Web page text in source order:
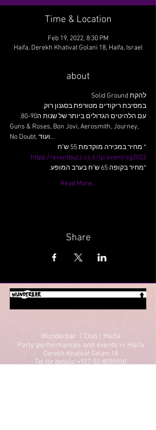
Time & Location
Feb 19, 2022, 8:30 PM
Haifa, Derekh Khativat Golani 18, Haifa, Israel
about
להקת Solid Ground
במסיבת ריקודים מטורפת בסגנון רוק.
עם הלהיטים הגדולים ביותר של שנות ה80-90.
Guns & Roses, Bon Jovi, Aerosmith, Journey,
No Doubt, ועוד...
* מחיר במכירה מוקדמת 55 ש"ח
https://eventbuzz.co.il/lp/event/sg2022
*מחיר בקופה 65 ש"ח בערב המופע.
Read More...
Share
Wunderbar | Club | Haifa
Party performances and events in Haifa
Derekh Khativat Golani 18
Tel for details: +927-52-8090910